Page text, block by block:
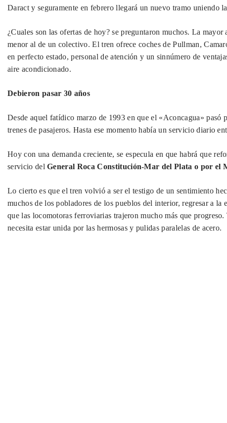
Daract y seguramente en febrero llegará un nuevo tramo uniendo
¿Cuales son las ofertas de hoy? se preguntaron muchos. La
menor al de un colectivo. El tren ofrece coches de Pullman,
en perfecto estado, personal de atención y un sinnúmero de
aire acondicionado.
Debieron pasar 30 años
Desde aquel fatídico marzo de 1993 en que el «Aconcagua»
trenes de pasajeros. Hasta ese momento había un servicio diario
Hoy con una demanda creciente, se especula en que habrá que
servicio delGeneral Roca Constitución-Mar del Plata o por el
Lo cierto es que el tren volvió a ser el testigo de un sentimiento
muchos de los pobladores de los pueblos del interior, regresar a
que las locomotoras ferroviarias trajeron mucho más que
necesita estar unida por las hermosas y pulidas paralelas de acero.